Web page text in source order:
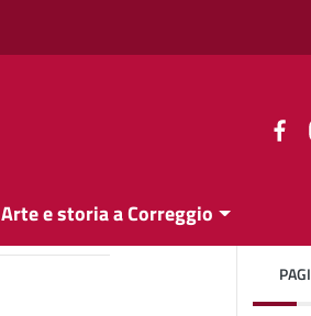
Arte e storia a Correggio